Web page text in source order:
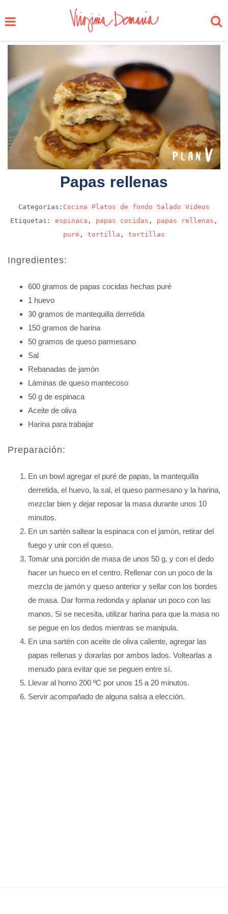
Papas rellenas
Categorías: Cocina Platos de fondo Salado Videos
Etiquetas: espinaca , papas cocidas , papas rellenas ,
puré , tortilla , tortillas
Ingredientes:
600 gramos de papas cocidas hechas puré
1 huevo
30 gramos de mantequilla derretida
150 gramos de harina
50 gramos de queso parmesano
Sal
Rebanadas de jamón
Láminas de queso mantecoso
50 g de espinaca
Aceite de oliva
Harina para trabajar
Preparación:
En un bowl agregar el puré de papas, la mantequilla
derretida, el huevo, la sal, el queso parmesano y la harina,
mezclar bien y dejar reposar la masa durante unos 10
minutos.
En un sartén saltear la espinaca con el jamón, retirar del
fuego y unir con el queso.
Tomar una porción de masa de unos 50 g, y con el dedo
hacer un hueco en el centro. Rellenar con un poco de la
mezcla de jamón y queso anterior y sellar con los bordes
de masa. Dar forma redonda y aplanar un poco con las
manos. Si se necesita, utilizar harina para que la masa no
se pegue en los dedos mientras se manipula.
En una sartén con aceite de oliva caliente, agregar las
papas rellenas y dorarlas por ambos lados. Voltearlas a
menudo para evitar que se peguen entre sí.
Llevar al horno 200 ºC por unos 15 a 20 minutos.
Servir acompañado de alguna salsa a elección.